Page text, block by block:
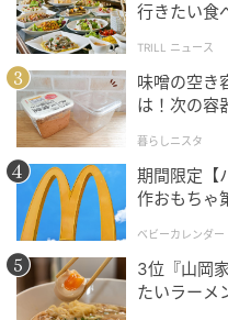
michill
そして料理中によくある
そのまま鍋やお皿に移し
躍。板状になっている
すくって…
行きたい食
TRILL ニュース
味噌の空き
は！次の容
暮らしニスタ
期間限定【
作おもちゃ
ベビーカレンダー
3位『山岡
たいラーメ